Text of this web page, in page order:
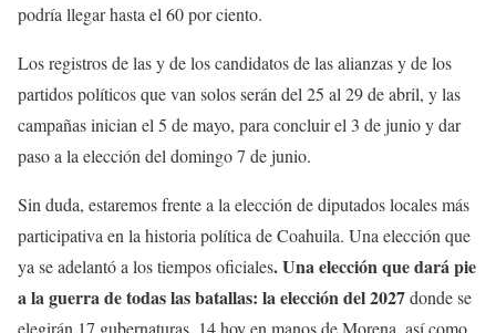
podría llegar hasta el 60 por ciento.
Los registros de las y de los candidatos de las alianzas y de los
partidos políticos que van solos serán del 25 al 29 de abril, y las
campañas inician el 5 de mayo, para concluir el 3 de junio y dar
paso a la elección del domingo 7 de junio.
Sin duda, estaremos frente a la elección de diputados locales más
participativa en la historia política de Coahuila. Una elección que
ya se adelantó a los tiempos oficiales. Una elección que dará pie
a la guerra de todas las batallas: la elección del 2027donde se
elegirán 17 gubernaturas, 14 hoy en manos de Morena, así como